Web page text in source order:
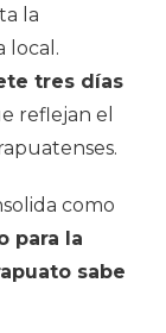
la
local.
tres días
reflejan el
como
para la
sabe